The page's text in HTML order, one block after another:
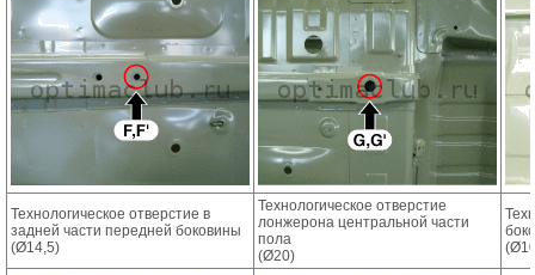
Технологическое отверстие в
задней части передней боковины
(Ø14,5)
Технологическое отверстие
лонжерона центральной части
пола
(Ø20)